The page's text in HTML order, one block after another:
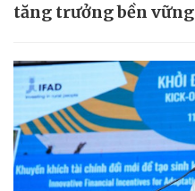
tăng trưởng bền vững